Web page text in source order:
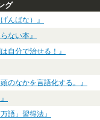
グ
んばな）』
ない本』
自分で治せる！』
のなかを言語化する。』
語」習得法』